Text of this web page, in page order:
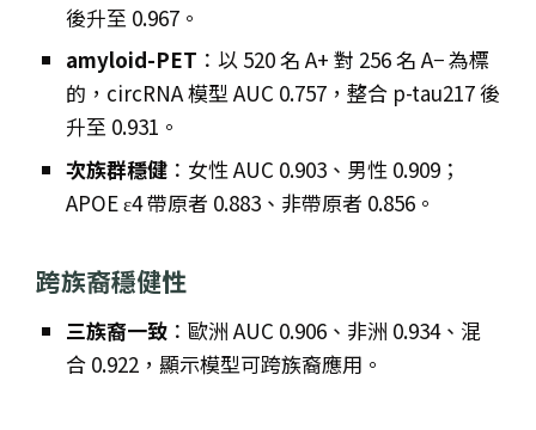
後升至 0.967。
amyloid-PET ：以 520 名 A+ 對 256 名 A− 為標
的，circRNA 模型 AUC 0.757，整合 p-tau217 後
升至 0.931。
次族群穩健 ：女性 AUC 0.903、男性 0.909；
APOE ε4 帶原者 0.883、非帶原者 0.856。
跨族裔穩健性
三族裔一致 ：歐洲 AUC 0.906、非洲 0.934、混
合 0.922，顯示模型可跨族裔應用。